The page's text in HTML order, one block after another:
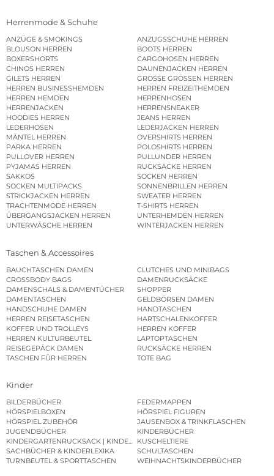
Herrenmode & Schuhe
ANZÜGE & SMOKINGS
ANZUGSSCHUHE HERREN
BLOUSON HERREN
BOOTS HERREN
BOXERSHORTS
CARGOHOSEN HERREN
CHINOS HERREN
DAUNENJACKEN HERREN
GILETS HERREN
GROSSE GRÖSSEN HERREN
HERREN BUSINESSHEMDEN
HERREN FREIZEITHEMDEN
HERREN HEMDEN
HERRENHOSEN
HERRENJACKEN
HERRENSNEAKER
HOODIES HERREN
JEANS HERREN
LEDERHOSEN
LEDERJACKEN HERREN
MÄNTEL HERREN
OVERSHIRTS HERREN
PARKA HERREN
POLOSHIRTS HERREN
PULLOVER HERREN
PULLUNDER HERREN
PYJAMAS HERREN
RUCKSÄCKE HERREN
SAKKOS
SOCKEN HERREN
SOCKEN MULTIPACKS
SONNENBRILLEN HERREN
STRICKJACKEN HERREN
SWEATER HERREN
TRACHTENMODE HERREN
T-SHIRTS HERREN
ÜBERGANGSJACKEN HERREN
UNTERHEMDEN HERREN
UNTERWÄSCHE HERREN
WINTERJACKEN HERREN
Taschen & Accessoires
BAUCHTASCHEN DAMEN
CLUTCHES UND MINIBAGS
CROSSBODY BAGS
DAMENRUCKSÄCKE
DAMENSCHALS & DAMENTÜCHER
SHOPPER
DAMENTASCHEN
GELDBÖRSEN DAMEN
HANDSCHUHE DAMEN
HANDTASCHEN
HERREN REISETASCHEN
HARTSCHALENKOFFER
KOFFER UND TROLLEYS
HERREN KOFFER
HERREN KULTURBEUTEL
LAPTOPTASCHEN
REISEGEPÄCK DAMEN
RUCKSÄCKE HERREN
TASCHEN FÜR HERREN
TOTE BAG
Kinder
BILDERBÜCHER
FEDERMAPPEN
HÖRSPIELBOXEN
HÖRSPIEL FIGUREN
HÖRSPIEL ZUBEHÖR
JAUSENBOX & TRINKFLASCHEN
JUGENDBÜCHER
KINDERBÜCHER
KINDERGARTENRUCKSACK | KINDERGARTENBEUTEL
KUSCHELTIERE
SACHBÜCHER & KINDERLEXIKA
SCHULTASCHEN
TURNBEUTEL & SPORTTASCHEN
WEIHNACHTSKINDERBÜCHER